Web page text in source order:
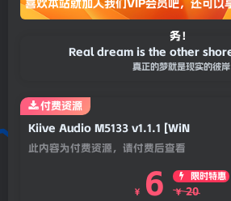
喜欢本站就加入我们VIP会员吧，还可以
务！
Real dream is the other
真正的梦就是现实的彼岸
Kiive Audio M5133 v1.1.1 [WiN
此内容为付费资源，请付费后查看
￥ 6 限时特惠
￥ 20
付费资源